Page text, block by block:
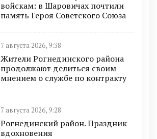
войскам: в Шаровичах почтили
память Героя Советского Союза
7 августа 2026, 9:38
Жители Рогнединского района
продолжают делиться своим
мнением о службе по контракту
7 августа 2026, 9:28
Рогнединский район. Праздник
вдохновения